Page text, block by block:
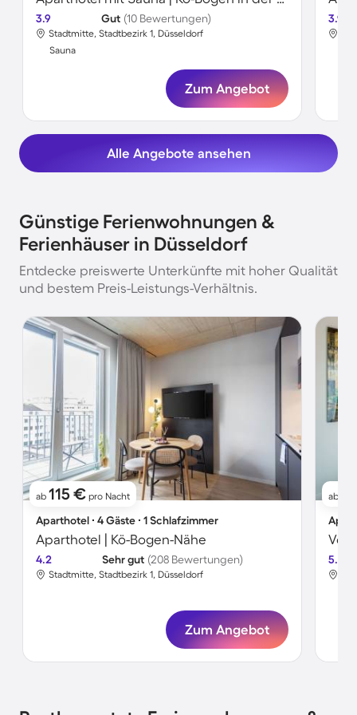
3.9 Gut (10 Bewertungen)
Stadtmitte, Stadtbezirk 1, Düsseldorf
Sauna
Zum Angebot
3.9
Alle Angebote ansehen
Günstige Ferienwohnungen &
Ferienhäuser in Düsseldorf
Entdecke preiswerte Unterkünfte mit hoher Qualität
und bestem Preis-Leistungs-Verhältnis.
ab 115 € pro Nacht
Aparthotel ∙ 4 Gäste ∙ 1 Schlafzimmer
Aparthotel | Kö-Bogen-Nähe
4.2 Sehr gut (208 Bewertungen)
Stadtmitte, Stadtbezirk 1, Düsseldorf
Zum Angebot
ab
5.0